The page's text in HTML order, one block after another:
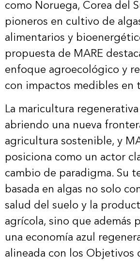
como Noruega, Corea del
pioneros en cultivo de
alimentarios y
propuesta de MARE
enfoque agroecológico y
con impactos medibles en
La maricultura
abriendo una nueva
agricultura sostenible, y
posiciona como un actor
cambio de paradigma. Su
basada en algas no solo
salud del suelo y la
agrícola, sino que además
una economía azul
alineada con los Objetivos